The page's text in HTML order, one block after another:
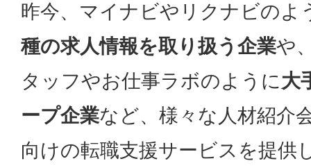
昨今、マイナビやリクナビのよ
種の求人情報を取り扱う企業や
タッフやお仕事ラボのように大
ープ企業など、様々な人材紹介
向けの転職支援サービスを提供